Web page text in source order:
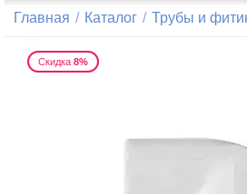
Главная / Каталог / Трубы и
Скидка 8%